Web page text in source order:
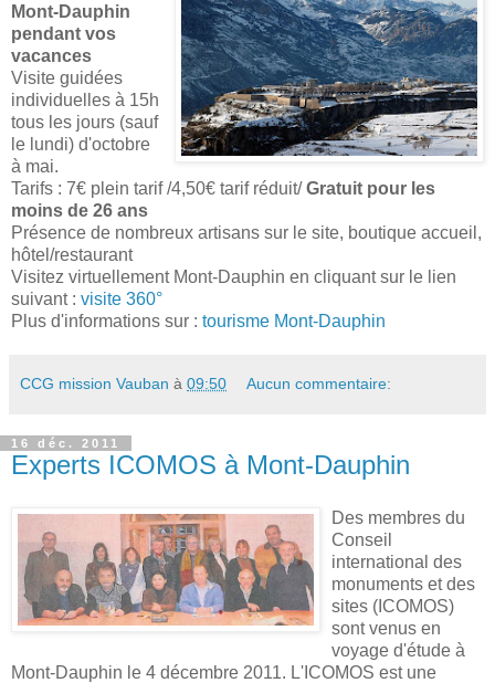
Mont-Dauphin
pendant vos
vacances
Visite guidées
individuelles à 15h
tous les jours (sauf
le lundi) d'octobre
à mai.
Tarifs : 7€ plein tarif /4,50€ tarif réduit/Gratuit pour les
moins de 26 ans
Présence de nombreux artisans sur le site, boutique accueil,
hôtel/restaurant
Visitez virtuellement Mont-Dauphin en cliquant sur le lien
suivant : visite 360°
Plus d'informations sur : tourisme Mont-Dauphin
CCG mission Vauban à 09:50 Aucun commentaire:
16 déc. 2011
Experts ICOMOS à Mont-Dauphin
Des membres du
Conseil
international des
monuments et des
sites ( ICOMOS)
sont venus en
voyage d'étude à
Mont-Dauphin le 4 décembre 2011. L'ICOMOS est une